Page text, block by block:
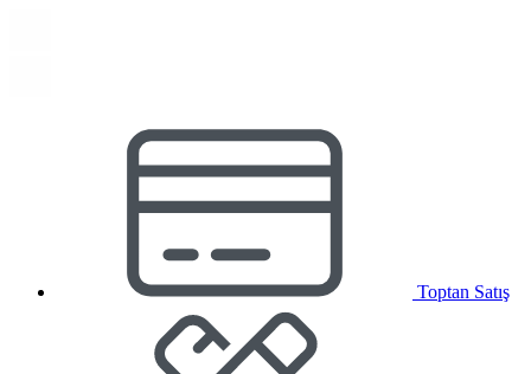
Toptan Satış